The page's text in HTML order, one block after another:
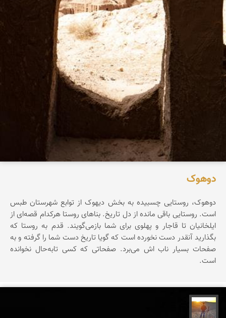
دوهوک
دوهوک، روستایی چسبیده به بخش دیهوک از توابع شهرستان طبس
است. روستایی باقی مانده از دل تاریخ. بناهای روستا هرکدام قصه‌ای از
ایلخانیان تا قاجار و پهلوی‌ برای شما بازمی‌گویند. قدم به روستا که
بگذارید آنقدر دست نخورده است که گویا تاریخ دست شما را گرفته و به
صفحات بسیار ناب اش می‌برد. صفحاتی که کسی تابه‌حال نخوانده
است.